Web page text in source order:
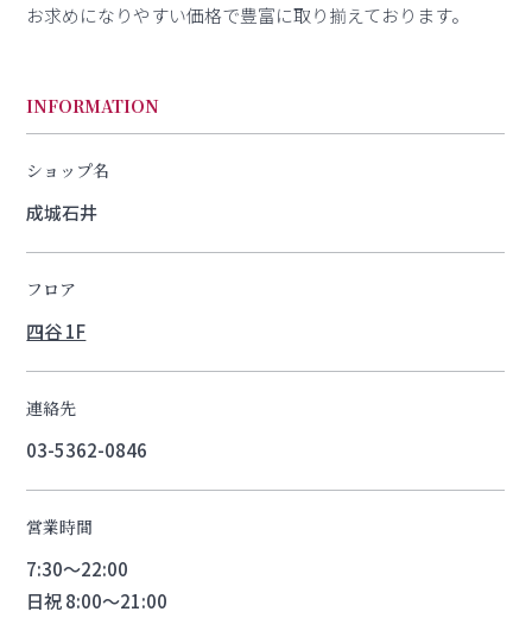
お求めになりやすい価格で豊富に取り揃えております。
INFORMATION
ショップ名
成城石井
フロア
四谷 1F
連絡先
03-5362-0846
営業時間
7:30～22:00
日祝 8:00～21:00